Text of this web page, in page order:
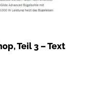
Teil 3 – Text